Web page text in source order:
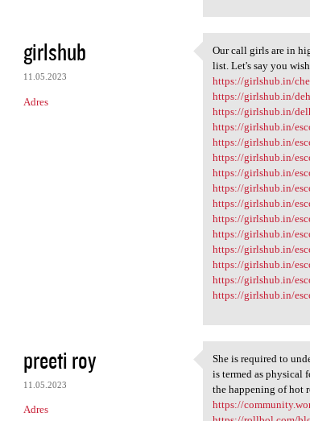
girlshub
11.05.2023
Adres
Our call girls are
Our call girls are in
list. Let's say you
https://girlshub.in/
https://girlshub.in/
https://girlshub.in/
https://girlshub.in/
https://girlshub.in/
https://girlshub.in/
https://girlshub.in/
https://girlshub.in/
https://girlshub.in/
https://girlshub.in/
https://girlshub.in/
https://girlshub.in/
https://girlshub.in/
https://girlshub.in/
https://girlshub.in/
preeti roy
11.05.2023
Adres
She is required
She is required to
is termed as physical
the happening of hot
https://